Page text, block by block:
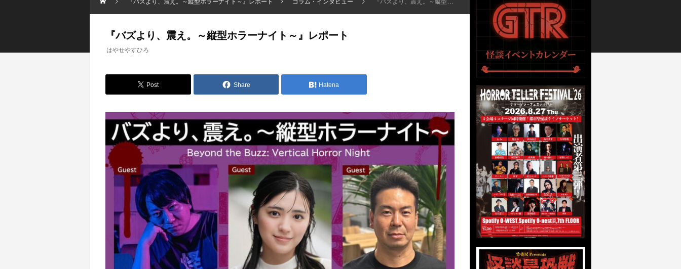
『バズより、震え。～縦型ホラーナイト～』レポート コラム・インタビュー 『バズより、震え。～縦型ホラーナイト～』レポート
『バズより、震え。～縦型ホラーナイト～』レポート
はやせやすひろ
Post Share Hatena